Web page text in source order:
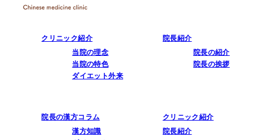
クリニック紹介
当院の理念
当院の特色
ダイエット外来
院長紹介
院長の紹介
院長の挨拶
院長の漢方コラム
漢方知識
クリニック紹介
院長紹介